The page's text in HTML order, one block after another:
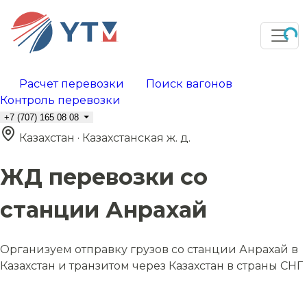
Расчет перевозки
Поиск вагонов
Контроль перевозки
+7 (707) 165 08 08
Казахстан · Казахстанская ж. д.
ЖД перевозки со
станции Анрахай
Организуем отправку грузов со станции Анрахай в
Казахстан и транзитом через Казахстан в страны СНГ